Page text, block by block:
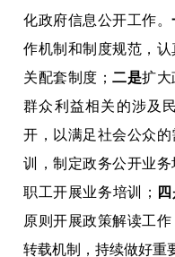
化政府信息公开工作。
作机制和制度规范，
关配套制度； 二是扩大
群众利益相关的涉及
开，以满足社会公众的
训，制定政务公开业
职工开展业务培训；
原则开展政策解读工
转载机制，持续做好重